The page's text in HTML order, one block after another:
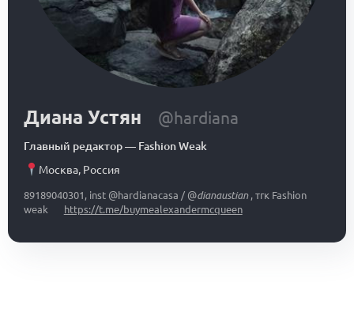
Диана Устян @hardiana
Главный редактор— Fashion Weak
Москва, Россия
89189040301, inst @hardianacasa / @dianaustian, тгк Fashion
weak
https://t.me/buymealexandermcqueen